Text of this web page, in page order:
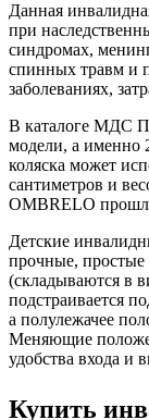
Данная
при
синдромах,
спинных травм и
заболеваниях,
В каталоге МДС
модели, а именно
коляска может
сантиметров и
OMBRELO
Детские
прочные, простые
(складываются в
подстраивается
а полулежачее
Меняющие
удобства входа и
Купить